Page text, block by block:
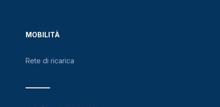
MOBILITÀ
Rete di ricarica